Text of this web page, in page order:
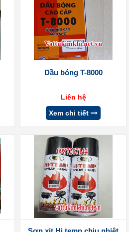
Dầu bóng T-8000
Liên hệ
Xem chi tiết